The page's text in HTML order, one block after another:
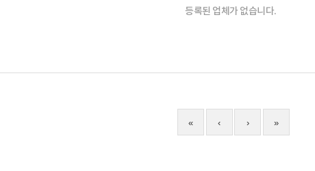
등록된 업체가 없습니다.
« ‹ › »